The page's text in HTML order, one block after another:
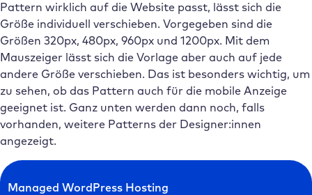
Pattern wirklich auf die Website passt, lässt sich die
Größe individuell verschieben. Vorgegeben sind die
Größen 320px, 480px, 960px und 1200px. Mit dem
Mauszeiger lässt sich die Vorlage aber auch auf jede
andere Größe verschieben. Das ist besonders wichtig, um
zu sehen, ob das Pattern auch für die mobile Anzeige
geeignet ist. Ganz unten werden dann noch, falls
vorhanden, weitere Patterns der Designer:innen
angezeigt.
Managed WordPress Hosting